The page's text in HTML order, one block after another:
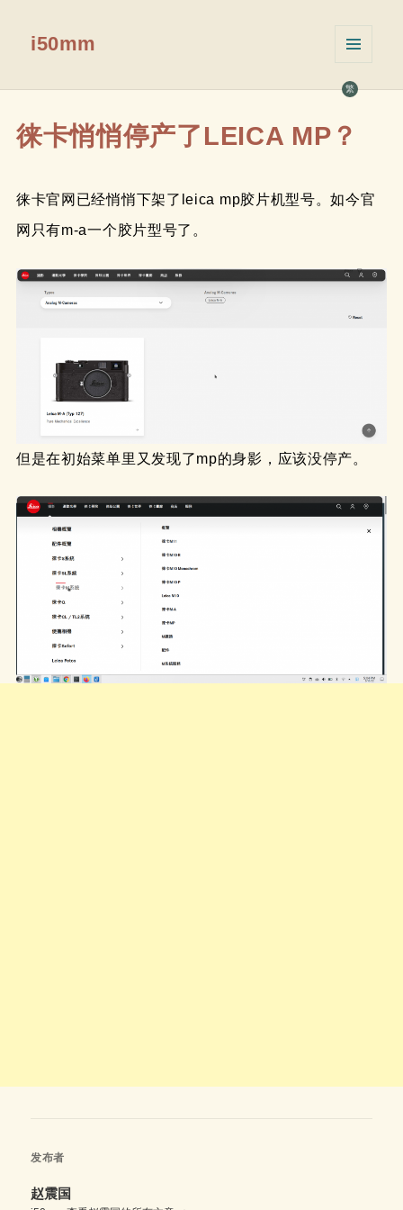
繁
i50mm
挂件
徕卡悄悄停产了LEICA MP？
徕卡官网已经悄悄下架了leica mp胶片机型号。如今官
网只有m-a一个胶片型号了。
但是在初始菜单里又发现了mp的身影，应该没停产。
发布者
赵震国